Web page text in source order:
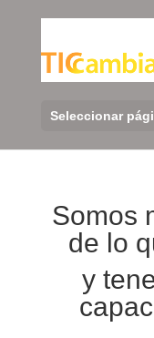
Seleccionar
Somos
de lo
y